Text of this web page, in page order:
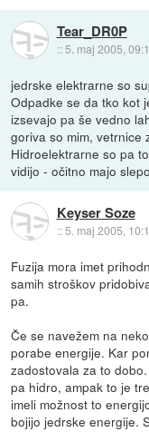
Tear_DR0P
:: 5. maj 2005,
jedrske elektrarne so
Odpadke se da tko kot
izsevajo pa še vedno
goriva so mim, vetrnice
Hidroelektrarne so pa
vidijo - očitno majo
Keyser Soze
::5. maj 2005,
Fuzija mora imet
samih stroškov
pa.
Če se navežem na
porabe energije. Kar
zadostovala za to
pa hidro, ampak to je
imeli možnost to
bojijo jedrske energije.